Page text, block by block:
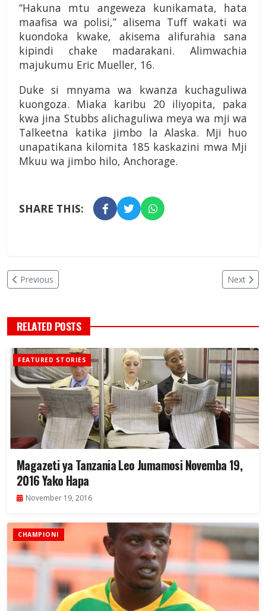
“Hakuna mtu angeweza kunikamata, hata
maafisa wa polisi,” alisema Tuff wakati wa
kuondoka kwake, akisema alifurahia sana
kipindi chake madarakani. Alimwachia
majukumu Eric Mueller, 16.
Duke si mnyama wa kwanza kuchaguliwa
kuongoza. Miaka karibu 20 iliyopita, paka
kwa jina Stubbs alichaguliwa meya wa mji wa
Talkeetna katika jimbo la Alaska. Mji huo
unapatikana kilomita 185 kaskazini mwa Mji
Mkuu wa jimbo hilo, Anchorage.
SHARE THIS:
Previous Next
RELATED POSTS
FEATURED STORIES
Magazeti ya Tanzania Leo Jumamosi Novemba 19,
2016 Yako Hapa
November 19, 2016
CHAMPIONI